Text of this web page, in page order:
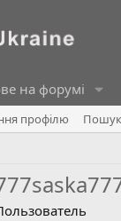
на форумі
профілю